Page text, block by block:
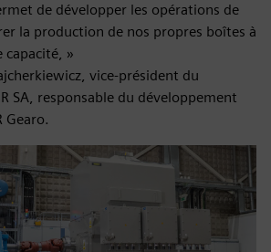
de développer les opérations de
la production de nos propres boîtes à
capacité, »
vice-président du
SA, responsable du développement
Gearo.